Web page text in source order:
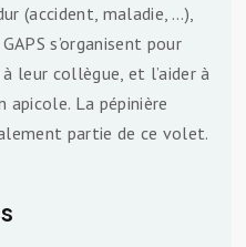
(accident, maladie, …),
s’organisent pour
leur collègue, et l’aider à
apicole. La pépinière
partie de ce volet.